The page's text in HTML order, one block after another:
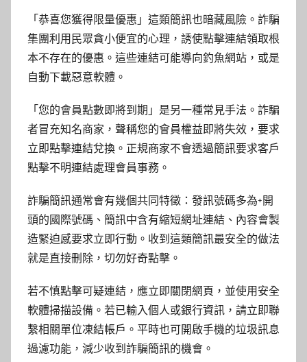
「恭喜您獲得限量優惠」這類簡訊也暗藏風險。詐騙
集團利用民眾貪小便宜的心理，誘使點擊連結領取根
本不存在的優惠。這些連結可能導向釣魚網站，或是
自動下載惡意軟體。
「您的會員點數即將到期」是另一種常見手法。詐騙
者冒充知名商家，聲稱您的會員權益即將失效，要求
立即點擊連結兌換。正規商家不會透過簡訊要求客戶
點擊不明連結處理會員事務。
詐騙簡訊通常會有幾個共同特徵：發訊號碼多為+開
頭的國際號碼、簡訊中含有縮短網址連結、內容會製
造緊迫感要求立即行動。收到這類簡訊最安全的做法
就是直接刪除，切勿好奇點擊。
若不慎點擊可疑連結，應立即關閉網頁，並使用安全
軟體掃描設備。若已輸入個人或銀行資訊，請立即聯
繫相關單位凍結帳戶。平時也可開啟手機的垃圾訊息
過濾功能，減少收到詐騙簡訊的機會。